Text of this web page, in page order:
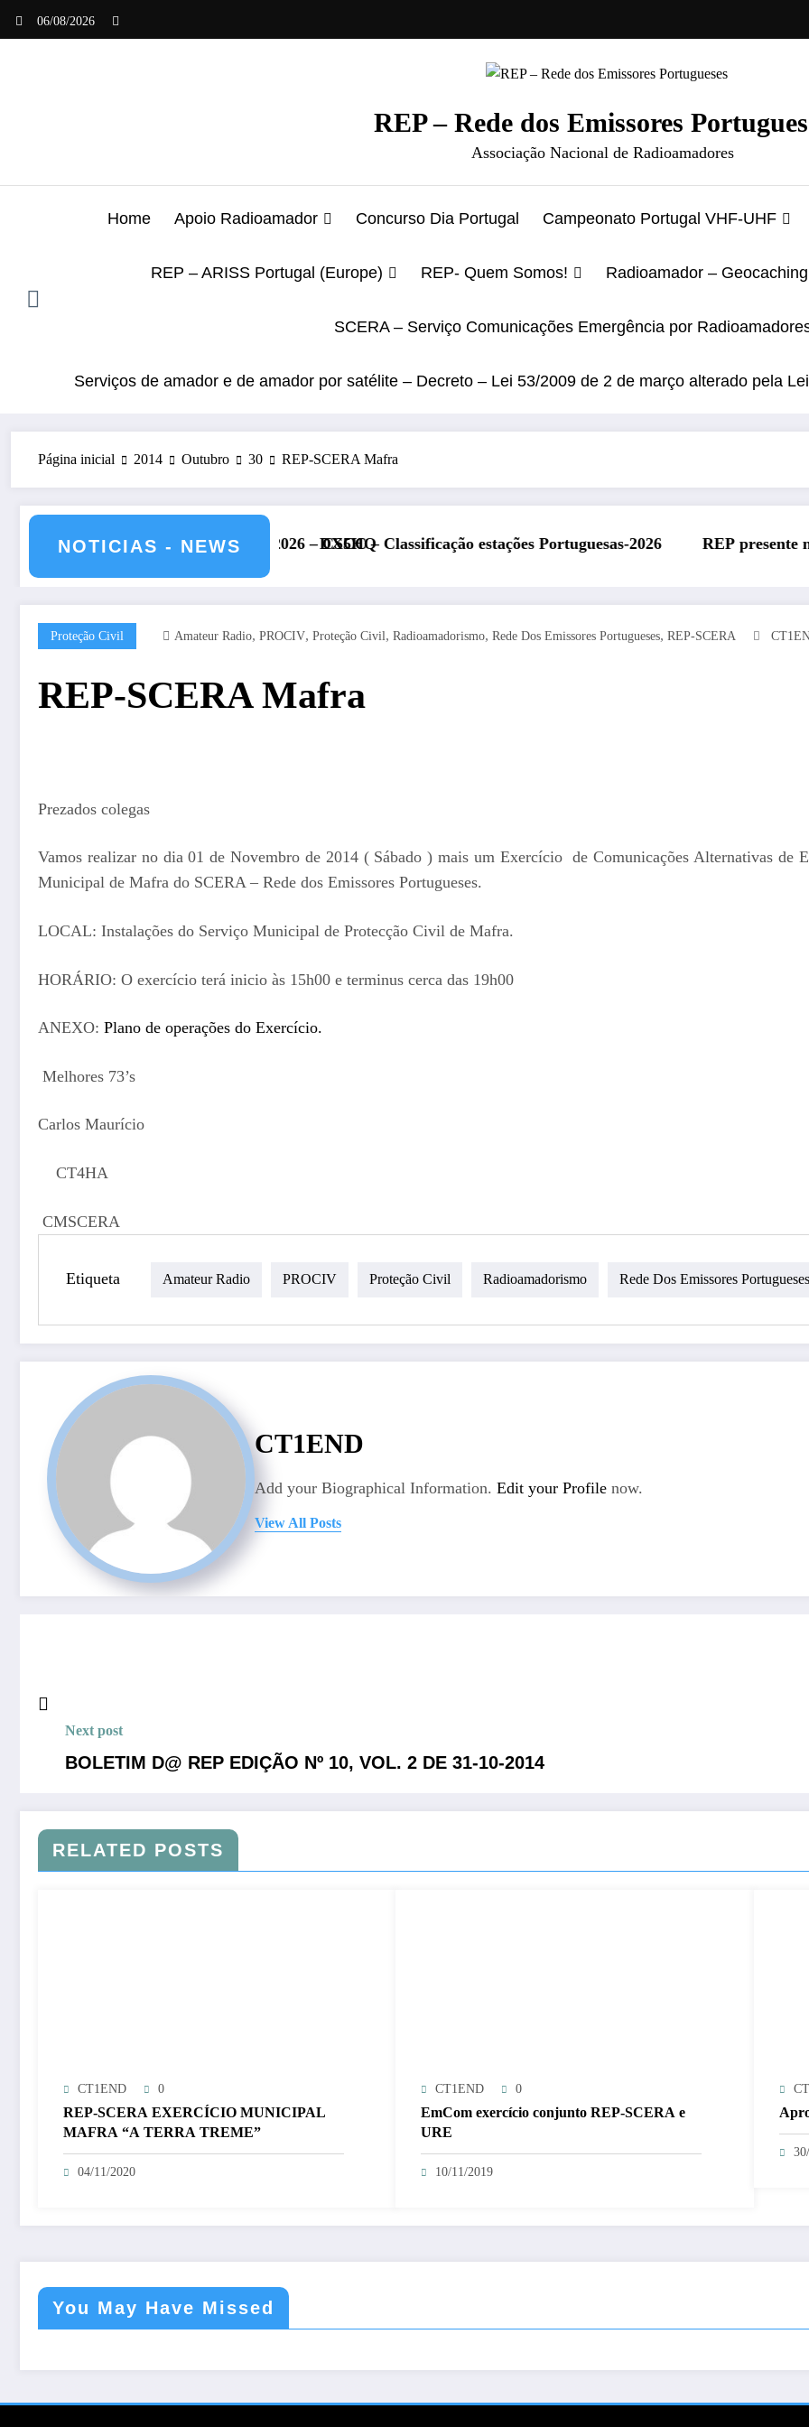
06/08/2026
REP – Rede dos Emissores
Associação Nacional de Radioamadores
Home Apoio Radioamador Concurso Dia Portugal Campeonato Portugal VHF-UHF
REP – ARISS Portugal (Europe) REP- Quem Somos! Radioamador – Geocaching
SCERA – Serviço Comunicações Emergência por
Serviços de amador e de amador por satélite – Decreto – Lei 53/2009 de 2 de março alterado pela
Página inicial 2014 Outubro 30 REP-SCERA Mafra
NOTICIAS - NEWS
e 12 de julho de 2026 – CS5HQDXCC – Classificação estações Portuguesas-2026 REP presente na Feira Rádio da
Proteção Civil Amateur Radio, PROCIV, Proteção Civil , Radioamadorismo, Rede Dos Emissores Portugueses, REP-SCERA
REP-SCERA Mafra
Prezados colegas
Vamos realizar no dia 01 de Novembro de 2014 ( Sábado ) mais um Exercício de Comunicações Alternativas de
Municipal de Mafra do SCERA – Rede dos Emissores Portugueses.
LOCAL: Instalações do Serviço Municipal de Protecção Civil de Mafra.
HORÁRIO: O exercício terá inicio às 15h00 e terminus cerca das 19h00
ANEXO: Plano de operações do Exercício.
Melhores 73’s
Carlos Maurício
CT4HA
CMSCERA
Etiqueta Amateur Radio PROCIV Proteção Civil Radioamadorismo Rede Dos Emissores Portugueses
CT1END
Add your Biographical Information. Edit your Profile now.
View All Posts
Next post
BOLETIM D@ REP EDIÇÃO Nº 10, VOL. 2 DE 31-10-2014
RELATED POSTS
CT1END 0
REP-SCERA EXERCÍCIO MUNICIPAL
MAFRA “A TERRA TREME”
04/11/2020
CT1END 0
EmCom exercício conjunto REP-SCERA e
URE
10/11/2019
You May Have Missed